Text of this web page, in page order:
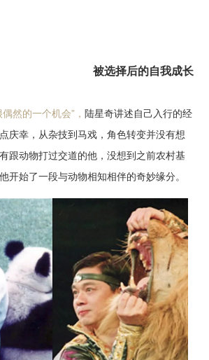
被选择后的自我成长
偶然的一个机会”， 陆星奇讲述自己入行的经
庆幸，从杂技到马戏，角色转变并没有想
跟动物打过交道的他，没想到之前农村基
开始了一段与动物相知相伴的奇妙缘分。